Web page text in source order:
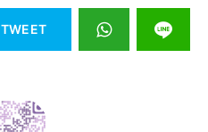
TWEET